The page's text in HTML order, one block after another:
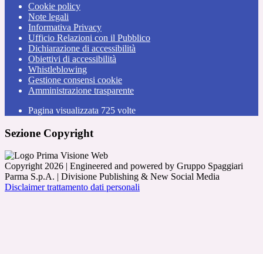
Cookie policy
Note legali
Informativa Privacy
Ufficio Relazioni con il Pubblico
Dichiarazione di accessibilità
Obiettivi di accessibilità
Whistleblowing
Gestione consensi cookie
Amministrazione trasparente
Pagina visualizzata 725 volte
Sezione Copyright
Copyright 2026 | Engineered and powered by Gruppo Spaggiari
Parma S.p.A. | Divisione Publishing & New Social Media
Disclaimer trattamento dati personali